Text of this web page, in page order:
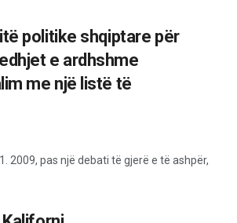
politike shqiptare për
e ardhshme
me një listë të
2009, pas një debati të gjerë e të ashpër,